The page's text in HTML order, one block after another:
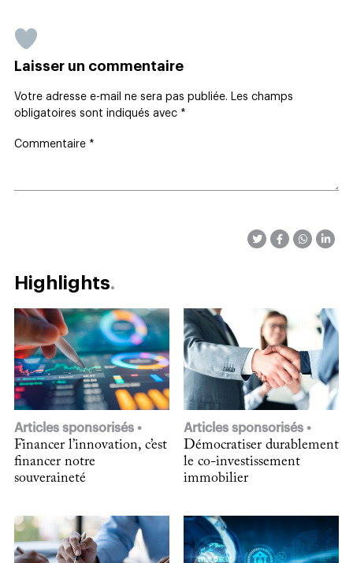
Laisser un commentaire
Votre adresse e-mail ne sera pas publiée.
Les champs
obligatoires sont indiqués avec *
Commentaire *
Highlights
Articles sponsorisés
Financer l’innovation, c’est
financer notre
souveraineté
Articles sponsorisés
Démocratiser durablement
le co-investissement
immobilier